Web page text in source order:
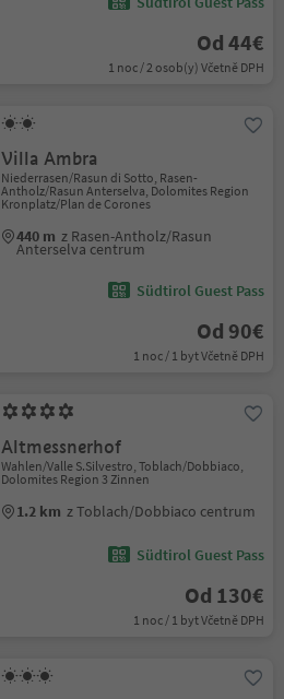
Od 44€
1 noc / 2 osob(y) Včetně DPH
Villa Ambra
Niederrasen/Rasun di Sotto, Rasen-
Antholz/Rasun Anterselva, Dolomites Region
Kronplatz/Plan de Corones
440 m z Rasen-Antholz/Rasun
Anterselva centrum
Südtirol Guest Pass
Od 90€
1 noc / 1 byt Včetně DPH
Altmessnerhof
Wahlen/Valle S.Silvestro, Toblach/Dobbiaco,
Dolomites Region 3 Zinnen
1.2 km z Toblach/Dobbiaco centrum
Südtirol Guest Pass
Od 130€
1 noc / 1 byt Včetně DPH